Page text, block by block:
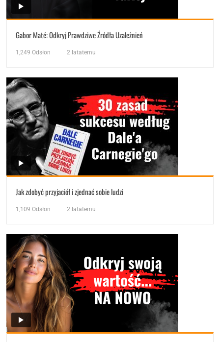
Gabor Maté: Odkryj Prawdziwe Źródła Uzależnień
1,249 Odsłon 2 latatemu
Jak zdobyć przyjaciół i zjednać sobie ludzi
1,109 Odsłon 2 latatemu